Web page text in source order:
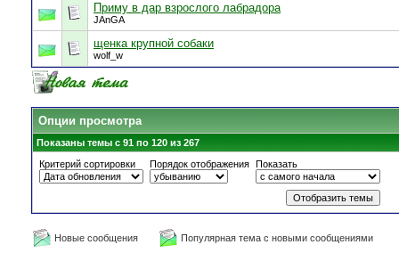
Приму в дар взрослого лабрадора
JAnGA
щенка крупной собаки
wolf_w
Опции просмотра
Показаны темы с 91 по 120 из 267
Критерий сортировки
Порядок отображения Показать
Новые сообщения
Популярная тема с новыми сообщениями